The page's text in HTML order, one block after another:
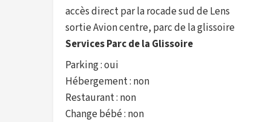
accès direct par la rocade sud de Lens
sortie Avion centre, parc de la glissoire
Services Parc de la Glissoire
Parking : oui
Hébergement : non
Restaurant : non
Change bébé : non